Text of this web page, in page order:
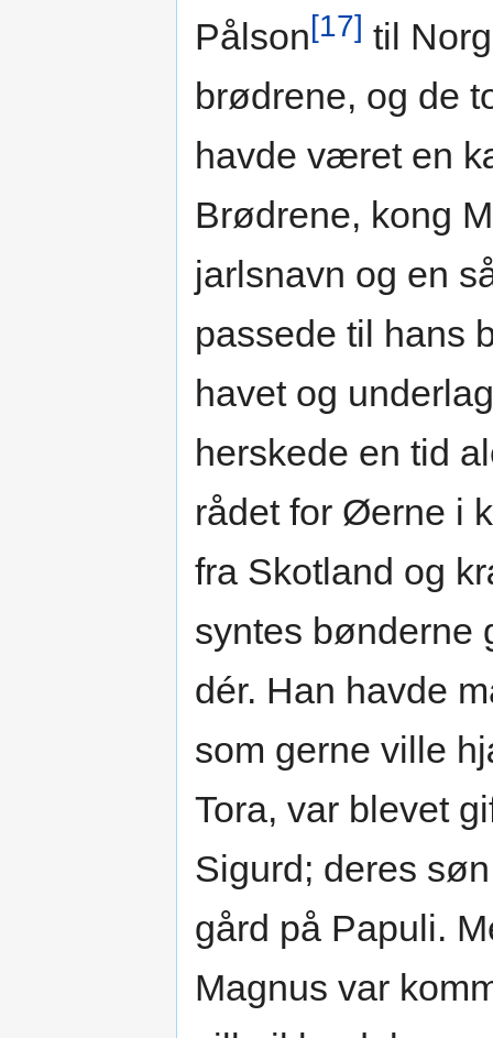
Pålson[17] til
brødrene, og de
havde været en
Brødrene, kong
jarlsnavn og en
passede til hans
havet og
herskede en tid
rådet for Øerne i
fra Skotland og
syntes bønderne
dér. Han havde
som gerne ville
Tora, var blevet
Sigurd; deres
gård på Papuli.
Magnus var